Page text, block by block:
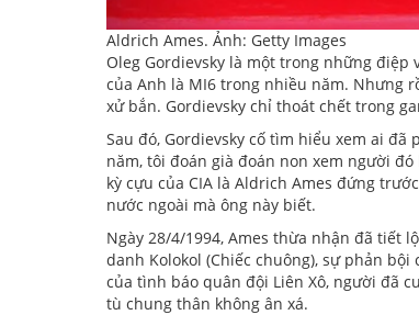
Aldrich Ames. Ảnh: Getty Images
Oleg Gordievsky là một trong những
của Anh là MI6 trong nhiều năm. Nhưng
xử bắn. Gordievsky chỉ thoát chết trong
Sau đó, Gordievsky cố tìm hiểu xem ai
năm, tôi đoán già đoán non xem người
kỳ cựu của CIA là Aldrich Ames đứng
nước ngoài mà ông này biết.
Ngày 28/4/1994, Ames thừa nhận đã tiết
danh Kolokol (Chiếc chuông), sự phản
của tình báo quân đội Liên Xô, người đã
tù chung thân không ân xá.